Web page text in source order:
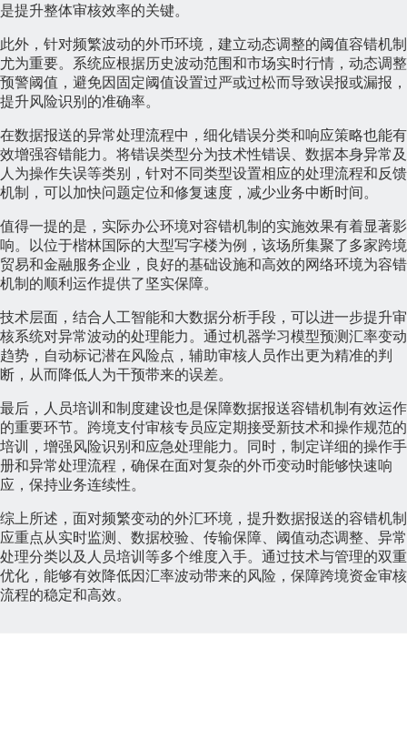
是提升整体审核效率的关键。
此外，针对频繁波动的外币环境，建立动态调整的阈值容错机制
尤为重要。系统应根据历史波动范围和市场实时行情，动态调整
预警阈值，避免因固定阈值设置过严或过松而导致误报或漏报，
提升风险识别的准确率。
在数据报送的异常处理流程中，细化错误分类和响应策略也能有
效增强容错能力。将错误类型分为技术性错误、数据本身异常及
人为操作失误等类别，针对不同类型设置相应的处理流程和反馈
机制，可以加快问题定位和修复速度，减少业务中断时间。
值得一提的是，实际办公环境对容错机制的实施效果有着显著影
响。以位于楷林国际的大型写字楼为例，该场所集聚了多家跨境
贸易和金融服务企业，良好的基础设施和高效的网络环境为容错
机制的顺利运作提供了坚实保障。
技术层面，结合人工智能和大数据分析手段，可以进一步提升审
核系统对异常波动的处理能力。通过机器学习模型预测汇率变动
趋势，自动标记潜在风险点，辅助审核人员作出更为精准的判
断，从而降低人为干预带来的误差。
最后，人员培训和制度建设也是保障数据报送容错机制有效运作
的重要环节。跨境支付审核专员应定期接受新技术和操作规范的
培训，增强风险识别和应急处理能力。同时，制定详细的操作手
册和异常处理流程，确保在面对复杂的外币变动时能够快速响
应，保持业务连续性。
综上所述，面对频繁变动的外汇环境，提升数据报送的容错机制
应重点从实时监测、数据校验、传输保障、阈值动态调整、异常
处理分类以及人员培训等多个维度入手。通过技术与管理的双重
优化，能够有效降低因汇率波动带来的风险，保障跨境资金审核
流程的稳定和高效。